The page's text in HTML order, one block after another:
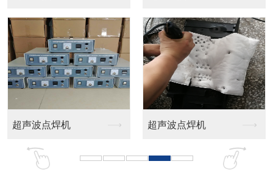
多功能热熔机 镜头铆接机